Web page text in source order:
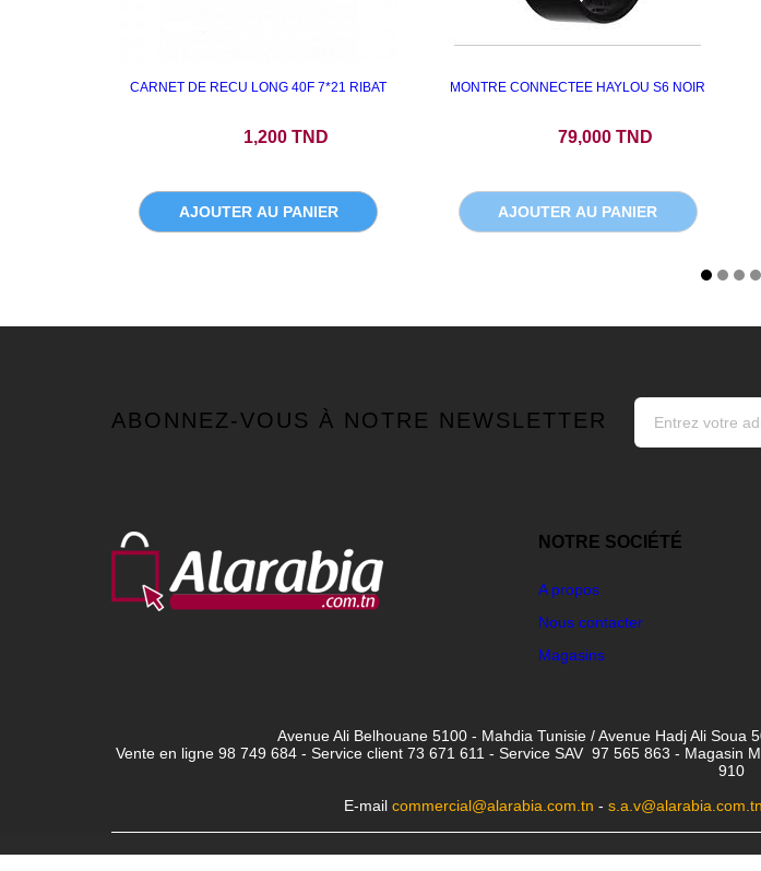
CARNET DE RECU LONG 40F 7*21 RIBAT
1,200 TND
AJOUTER AU PANIER
MONTRE CONNECTEE HAYLOU S6 NOIR
79,000 TND
AJOUTER AU PANIER
ABONNEZ-VOUS À NOTRE NEWSLETTER
NOTRE SOCIÉTÉ
A propos
Nous contacter
Magasins
Avenue Ali Belhouane 5100 - Mahdia Tunisie / Avenue Hadj Ali
Vente en ligne 98 749 684 - Service client 73 671 611 - Service SAV 97 565 863 - Magasin
910
E-mail commercial@alarabia.com.tn - s.a.v@alarabia.com.tn